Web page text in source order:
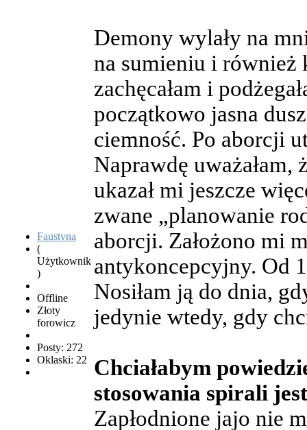
Faustyna
(
Użytkownik
)
Offline
Złoty
forowicz
Posty: 272
Oklaski: 22
Demony wylały na
na sumieniu i również
zachęcałam i
początkowo jasna
ciemność. Po aborcji
Naprawdę uważałam,
ukazał mi jeszcze
zwane „planowanie
aborcji. Założono mi
antykoncepcyjny. Od
Nosiłam ją do dnia,
jedynie wtedy, gdy
Chciałabym
stosowania spirali
Zapłodnione jajo nie